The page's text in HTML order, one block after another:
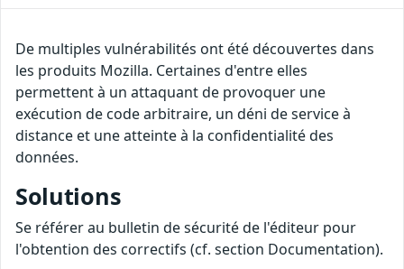
De multiples vulnérabilités ont été découvertes dans
les produits Mozilla. Certaines d'entre elles
permettent à un attaquant de provoquer une
exécution de code arbitraire, un déni de service à
distance et une atteinte à la confidentialité des
données.
Solutions
Se référer au bulletin de sécurité de l'éditeur pour
l'obtention des correctifs (cf. section Documentation).